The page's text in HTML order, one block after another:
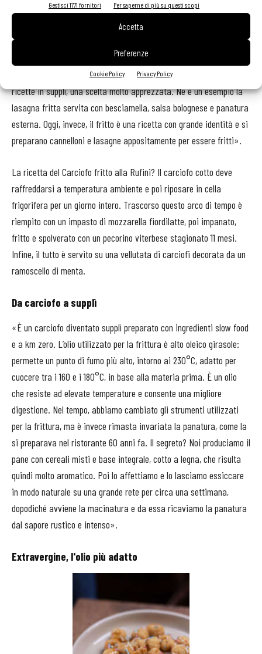
Gestisci 1771 fornitori Per saperne di più su questi scopi
Accetta
Preferenze
Cookie Policy Privacy Policy
Academy. Il nonno aprì a Roma nel 1960 il ristorante che ben presto
si specializzò in fritti e pizzeria. «Negli anni è variato il concept
del fritto, da cucina di recupero a piatto di prima scelta. Si tratta
di un metodo di cottura nato per riutilizzare il cibo avanzato: per
non sprecarlo, abbiamo iniziato a friggerlo trasformando molte
ricette in supplì, una scelta molto apprezzata. Ne è un esempio la
lasagna fritta servita con besciamella, salsa bolognese e panatura
esterna. Oggi, invece, il fritto è una ricetta con grande identità e si
preparano cannelloni e lasagne appositamente per essere fritti».
La ricetta del Carciofo fritto alla Rufini? Il carciofo cotto deve
raffreddarsi a temperatura ambiente e poi riposare in cella
frigorifera per un giorno intero. Trascorso questo arco di tempo è
riempito con un impasto di mozzarella fiordilatte, poi impanato,
fritto e spolverato con un pecorino viterbese stagionato 11 mesi.
Infine, il tutto è servito su una vellutata di carciofi decorata da un
ramoscello di menta.
Da carciofo a supplì
«È un carciofo diventato supplì preparato con ingredienti slow food
e a km zero. L’olio utilizzato per la frittura è alto oleico girasole:
permette un punto di fumo più alto, intorno ai 230°C, adatto per
cuocere tra i 160 e i 180°C, in base alla materia prima. È un olio
che resiste ad elevate temperature e consente una migliore
digestione. Nel tempo, abbiamo cambiato gli strumenti utilizzati
per la frittura, ma è invece rimasta invariata la panatura, come la
si preparava nel ristorante 60 anni fa. Il segreto? Noi produciamo il
pane con cereali misti e base integrale, cotto a legna, che risulta
quindi molto aromatico. Poi lo affettiamo e lo lasciamo essiccare
in modo naturale su una grande rete per circa una settimana,
dopodiché avviene la macinatura e da essa ricaviamo la panatura
dal sapore rustico e intenso».
Extravergine, l'olio più adatto